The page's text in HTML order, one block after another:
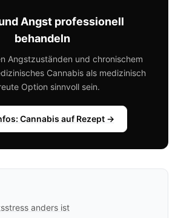
Angst professionell
behandeln
Angstzuständen und chronischem
Cannabis als medizinisch
Option sinnvoll sein.
Cannabis auf Rezept →
anders ist